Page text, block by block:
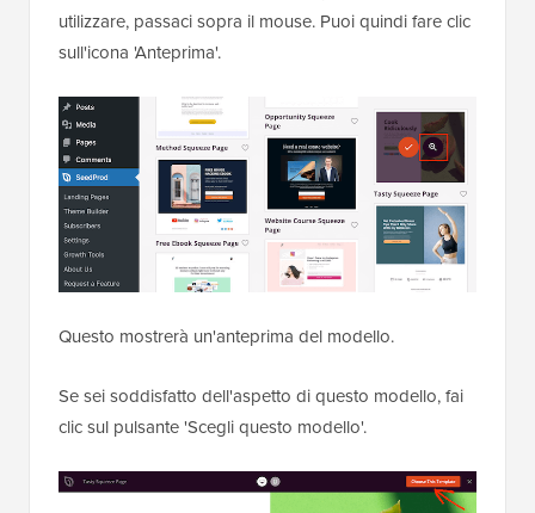
utilizzare, passaci sopra il mouse. Puoi quindi fare clic
sull'icona 'Anteprima'.
Questo mostrerà un'anteprima del modello.
Se sei soddisfatto dell'aspetto di questo modello, fai
clic sul pulsante 'Scegli questo modello'.